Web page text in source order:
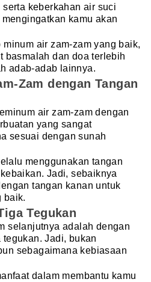
keberkahan air suci
kamu akan
air zam-zam yang baik,
basmalah dan doa terlebih
adab-adab lainnya.
Zam dengan Tangan
air zam-zam dengan
yang sangat
sesuai dengan sunah
menggunakan tangan
Jadi, sebaiknya
tangan kanan untuk
baik.
Tegukan
selanjutnya adalah dengan
Jadi, bukan
sebagaimana kebiasaan
dalam membantu kamu